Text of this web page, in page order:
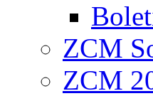
ZCM
ZCM